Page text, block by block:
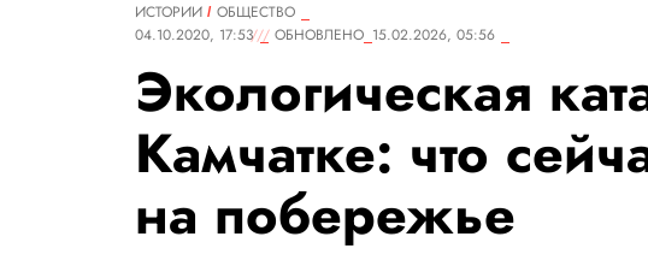
ИСТОРИИ
ОБЩЕСТВО
04.10.2020, 17:53
ОБНОВЛЕНО 15.02.2026, 05:56
Экологическая
Камчатке: что
на побережье